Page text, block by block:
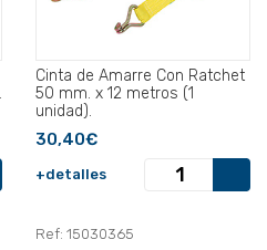
Cinta de Amarre Con Ratchet
50 mm. x 12 metros (1
unidad).
30,40€
+detalles
Ref: 15030365